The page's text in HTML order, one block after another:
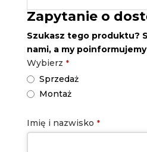
Zapytanie o
Szukasz tego produktu?
nami, a my
Wybierz *
Sprzedaż
Montaż
Imię i nazwisko *